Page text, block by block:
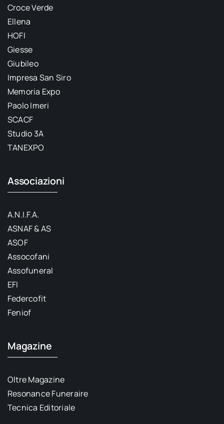
Croce Verde
Ellena
HOFI
Giesse
Giubileo
Impresa San Siro
Memoria Expo
Paolo Imeri
SCACF
Studio 3A
TANEXPO
Associazioni
A.N.I.F.A.
ASNAF & AS
ASOF
Assocofani
Assofuneral
EFI
Federcofit
Feniof
Magazine
Oltre Magazine
Resonance Funeraire
Tecnica Editoriale